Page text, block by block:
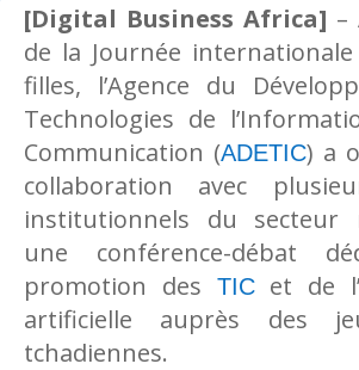
[Digital Business Africa] –
de la Journée
filles, l’Agence du
Technologies de
Communication (ADETIC) a
collaboration avec
institutionnels du secteur
une conférence-débat
promotion des
TICet de
artificielle auprès des
tchadiennes.